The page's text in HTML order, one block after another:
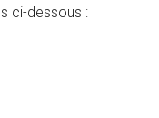
ci-dessous :